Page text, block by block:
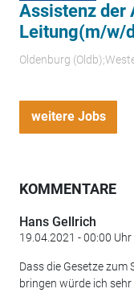
Assistenz der
Leitung(m/w/
Oldenburg
weitere Jobs
KOMMENTARE
Hans Gellrich
19.04.2021 - 00:00 Uhr
Dass die Gesetze
bringen würde ich